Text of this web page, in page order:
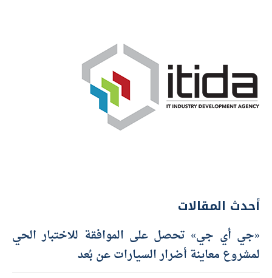
أحدث المقالات
«جي أي جي» تحصل على الموافقة للاختبار الحي
لمشروع معاينة أضرار السيارات عن بُعد